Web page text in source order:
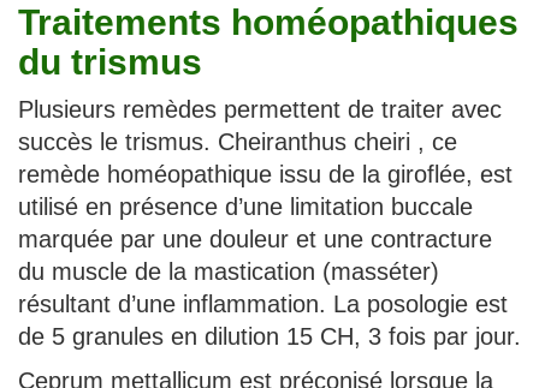
Traitements homéopathiques
du trismus
Plusieurs remèdes permettent de traiter avec
succès le trismus. Cheiranthus cheiri , ce
remède homéopathique issu de la giroflée, est
utilisé en présence d’une limitation buccale
marquée par une douleur et une contracture
du muscle de la mastication (masséter)
résultant d’une inflammation. La posologie est
de 5 granules en dilution 15 CH, 3 fois par jour.
Ceprum mettallicum est préconisé lorsque la